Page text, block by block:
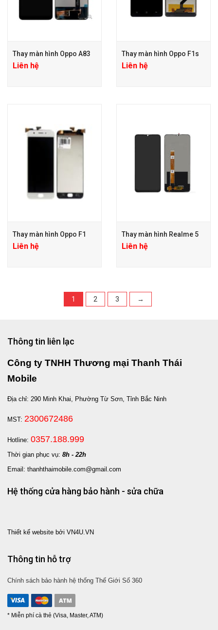
Thay màn hình Oppo A83
Liên hệ
Thay màn hình Oppo F1s
Liên hệ
Thay màn hình Oppo F1
Liên hệ
Thay màn hình Realme 5
Liên hệ
1 2 3 →
Thông tin liên lạc
Công ty TNHH Thương mại Thanh Thái
Mobile
Địa chỉ: 290 Minh Khai, Phường Từ Sơn, Tỉnh Bắc Ninh
MST: 2300672486
Hotline: 0357.188.999
Thời gian phục vụ: 8h - 22h
Email: thanhthaimobile.com@gmail.com
Hệ thống cửa hàng bảo hành - sửa chữa
Thiết kế website bởi VN4U.VN
Thông tin hỗ trợ
Chính sách bảo hành hệ thống Thế Giới Số 360
* Miễn phí cà thẻ (Visa, Master, ATM)